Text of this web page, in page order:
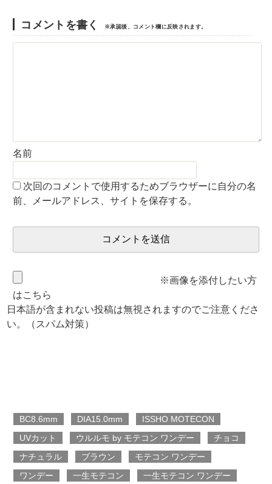
コメントを書く ※承認後、コメント欄に反映されます。
名前
次回のコメントで使用するためブラウザーに自分の名
前、メールアドレス、サイトを保存する。
※画像を添付したい方
はこちら
日本語が含まれない投稿は無視されますのでご注意くださ
い。（スパム対策）
BC8.6mm DIA15.0mm
ISSHO MOTECON
UVカット
ウルルモ by モテコン ワンデー
チョコ
ナチュラル
ブラウン
モテコン ワンデー
ワンデー
一生モテコン 一生モテコン ワンデー